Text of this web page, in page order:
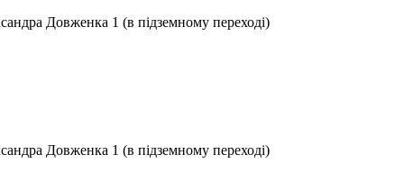
Довженка 1 (в підземному переході)
Довженка 1 (в підземному переході)